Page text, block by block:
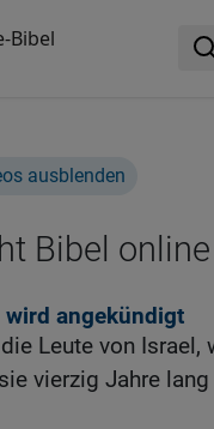
Bibel
ausblenden
Bibel
wird angekündigt
Leute von Israel,
vierzig Jahre